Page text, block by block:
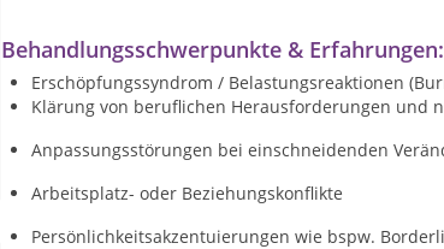
Behandlungsschwerpunkte & Erfahrungen:
Erschöpfungssyndrom / Belastungsreaktionen
Klärung von beruflichen Herausforderungen und
Anpassungsstörungen bei einschneidenden
Arbeitsplatz- oder Beziehungskonflikte
Persönlichkeitsakzentuierungen wie bspw.